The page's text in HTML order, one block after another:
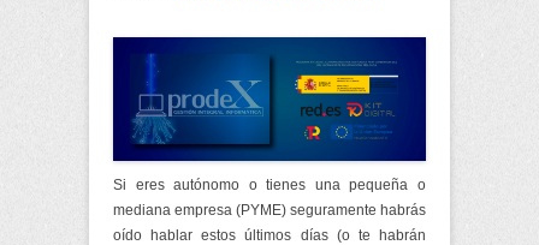
Si eres autónomo o tienes una pequeña o
mediana empresa (PYME) seguramente habrás
oído hablar estos últimos días (o te habrán